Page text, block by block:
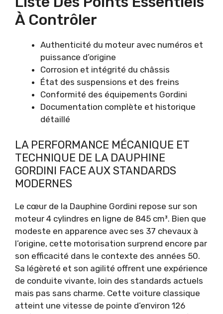
À Contrôler
Authenticité du moteur avec numéros et
puissance d’origine
Corrosion et intégrité du châssis
État des suspensions et des freins
Conformité des équipements Gordini
Documentation complète et historique
détaillé
LA PERFORMANCE MÉCANIQUE ET
TECHNIQUE DE LA DAUPHINE
GORDINI FACE AUX STANDARDS
MODERNES
Le cœur de la Dauphine Gordini repose sur son
moteur 4 cylindres en ligne de 845 cm³. Bien que
modeste en apparence avec ses 37 chevaux à
l’origine, cette motorisation surprend encore par
son efficacité dans le contexte des années 50.
Sa légèreté et son agilité offrent une expérience
de conduite vivante, loin des standards actuels
mais pas sans charme. Cette voiture classique
atteint une vitesse de pointe d’environ 126